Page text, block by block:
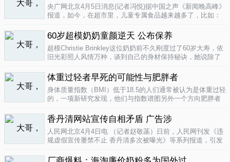
央广网北京4月5日消息(记者冯悦)据中国之声《新闻晚高峰》
报道，如今，在超市里，儿童专属食品越来越多了，比如：
非常独特，因此，备受孩子们和家长的喜爱。然而，一些营
养专家指出，儿童牛奶比普通..
60岁超模奶奶童颜逆天 公布保养
超模Christie Brinkley这位奶奶前不久刚度过了60岁大寿，依
旧光彩照人风情万种，谈到自己的身材保持秘诀，她说除了
外，从12岁开始她就是个素食主义者，早餐吃燕麦粥加果
酱，午餐豆子..
体重过轻者早死的可能性与肥胖者
身体质量指数（BMI）低于18.5的人们通常被认为是体重过轻
的，一项新研究发现，他们与指数谱图另外一个方向肥胖者
（如果是粗略的）整体健康指标的可靠性。这个测量值反映
一个人的高度与重量的比..
香丹清网站宣传自相矛盾 广告涉
人民网北京4月4日电 （记者赵敬菡）日前，人民网刊发《违
规虚假宣传屡禁不止 香丹清多次被曝光》等系列报道，引发
官方销售网站存在备案信息不明、涉嫌违规发布广告、宣传